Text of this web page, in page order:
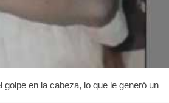
golpe en la cabeza, lo que le generó un